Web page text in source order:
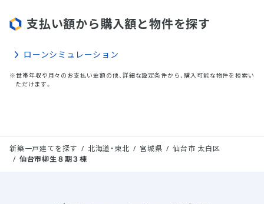
支払い額から購入額と物件を探す
ローンシミュレーション
※世帯年収や月々のお支払い金額の他、詳細な設定条件から、購入可能な物件を検索い
ただけます。
新築一戸建てを探す 北海道・東北 宮城県
仙台市 太白区
仙台市柳生８期３棟